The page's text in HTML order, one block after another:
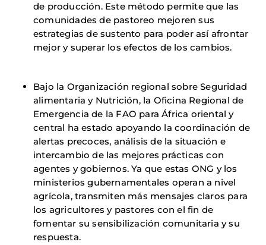
de producción. Este método permite que las
comunidades de pastoreo mejoren sus
estrategias de sustento para poder así afrontar
mejor y superar los efectos de los cambios.
Bajo la Organización regional sobre Seguridad
alimentaria y Nutrición, la Oficina Regional de
Emergencia de la FAO para África oriental y
central ha estado apoyando la coordinación de
alertas precoces, análisis de la situación e
intercambio de las mejores prácticas con
agentes y gobiernos. Ya que estas ONG y los
ministerios gubernamentales operan a nivel
agrícola, transmiten más mensajes claros para
los agricultores y pastores con el fin de
fomentar su sensibilización comunitaria y su
respuesta.